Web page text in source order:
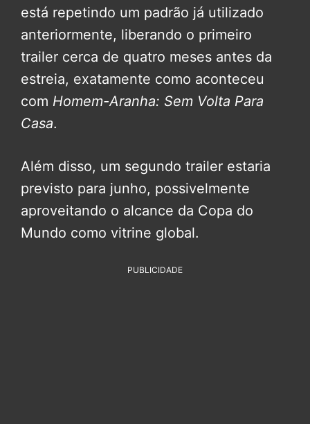
está repetindo um padrão já utilizado
anteriormente, liberando o primeiro
trailer cerca de quatro meses antes da
estreia, exatamente como aconteceu
com Homem-Aranha: Sem Volta Para
Casa.
Além disso, um segundo trailer estaria
previsto para junho, possivelmente
aproveitando o alcance da Copa do
Mundo como vitrine global.
PUBLICIDADE